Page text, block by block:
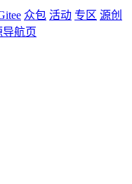
众包 活动 专区 源创
导航页